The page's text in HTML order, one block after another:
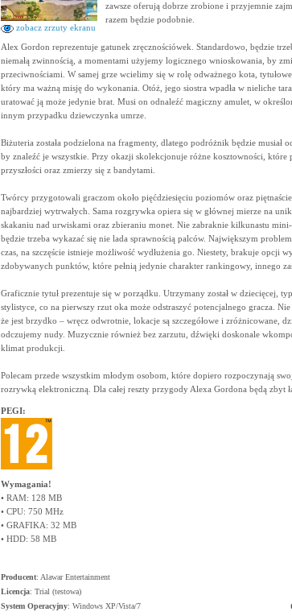
zobacz zrzuty ekranu
zawsze oferują dobrze zrobione i przyjemnie
razem będzie podobnie.
Alex Gordon reprezentuje gatunek zręcznościówek. Standardowo, będzie
niemałą zwinnością, a momentami użyjemy logicznego wnioskowania, by
przeciwnościami. W samej grze wcielimy się w rolę odważnego kota,
który ma ważną misję do wykonania. Otóż, jego siostra wpadła w nieliche
uratować ją może jedynie brat. Musi on odnaleźć magiczny amulet, w
innym przypadku dziewczynka umrze.
Biżuteria została podzielona na fragmenty, dlatego podróżnik będzie musiał
by znaleźć je wszystkie. Przy okazji skolekcjonuje różne kosztowności, które
przyszłości oraz zmierzy się z bandytami.
Twórcy przygotowali graczom około pięćdziesięciu poziomów oraz
najbardziej wytrwałych. Sama rozgrywka opiera się w głównej mierze na
skakaniu nad urwiskami oraz zbieraniu monet. Nie zabraknie kilkunastu
będzie trzeba wykazać się nie lada sprawnością palców. Największym
czas, na szczęście istnieje możliwość wydłużenia go. Niestety, brakuje opcji
zdobywanych punktów, które pełnią jedynie charakter rankingowy, innego
Graficznie tytuł prezentuje się w porządku. Utrzymany został w dziecięcej,
stylistyce, co na pierwszy rzut oka może odstraszyć potencjalnego gracza. Nie
że jest brzydko – wręcz odwrotnie, lokacje są szczegółowe i zróżnicowane,
odczujemy nudy. Muzycznie również bez zarzutu, dźwięki doskonale
klimat produkcji.
Polecam przede wszystkim młodym osobom, które dopiero rozpoczynają
rozrywką elektroniczną. Dla całej reszty przygody Alexa Gordona będą zbyt
PEGI:
Wymagania!
• RAM: 128 MB
• CPU: 750 MHz
• GRAFIKA: 32 MB
• HDD: 58 MB
Producent: Alawar Entertainment
Licencja: Trial (testowa)
System Operacyjny: Windows XP/Vista/7